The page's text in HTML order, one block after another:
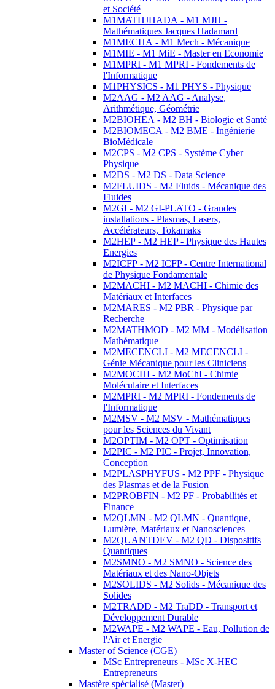
et Société
M1MATHJHADA - M1 MJH -
Mathématiques Jacques Hadamard
M1MECHA - M1 Mech - Mécanique
M1MIE - M1 MiE - Master en Economie
M1MPRI - M1 MPRI - Fondements de
l'Informatique
M1PHYSICS - M1 PHYS - Physique
M2AAG - M2 AAG - Analyse,
Arithmétique, Géométrie
M2BIOHEA - M2 BH - Biologie et Santé
M2BIOMECA - M2 BME - Ingénierie
BioMédicale
M2CPS - M2 CPS - Système Cyber
Physique
M2DS - M2 DS - Data Science
M2FLUIDS - M2 Fluids - Mécanique des
Fluides
M2GI - M2 GI-PLATO - Grandes
installations - Plasmas, Lasers,
Accélérateurs, Tokamaks
M2HEP - M2 HEP - Physique des Hautes
Energies
M2ICFP - M2 ICFP - Centre International
de Physique Fondamentale
M2MACHI - M2 MACHI - Chimie des
Matériaux et Interfaces
M2MARES - M2 PBR - Physique par
Recherche
M2MATHMOD - M2 MM - Modélisation
Mathématique
M2MECENCLI - M2 MECENCLI -
Génie Mécanique pour les Cliniciens
M2MOCHI - M2 MoChI - Chimie
Moléculaire et Interfaces
M2MPRI - M2 MPRI - Fondements de
l'Informatique
M2MSV - M2 MSV - Mathématiques
pour les Sciences du Vivant
M2OPTIM - M2 OPT - Optimisation
M2PIC - M2 PIC - Projet, Innovation,
Conception
M2PLASPHYFUS - M2 PPF - Physique
des Plasmas et de la Fusion
M2PROBFIN - M2 PF - Probabilités et
Finance
M2QLMN - M2 QLMN - Quantique,
Lumière, Matériaux et Nanosciences
M2QUANTDEV - M2 QD - Dispositifs
Quantiques
M2SMNO - M2 SMNO - Science des
Matériaux et des Nano-Objets
M2SOLIDS - M2 Solids - Mécanique des
Solides
M2TRADD - M2 TraDD - Transport et
Développement Durable
M2WAPE - M2 WAPE - Eau, Pollution de
l'Air et Energie
Master of Science (CGE)
MSc Entrepreneurs - MSc X-HEC
Entrepreneurs
Mastère spécialisé (Master)